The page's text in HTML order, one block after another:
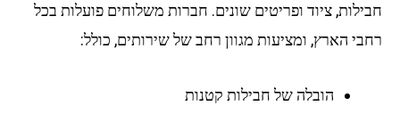
ציוד ופריטים שונים. חברות משלוחים פועלות בכל
הארץ, ומציעות מגוון רחב של שירותים, כולל:
הובלה של חבילות קטנות